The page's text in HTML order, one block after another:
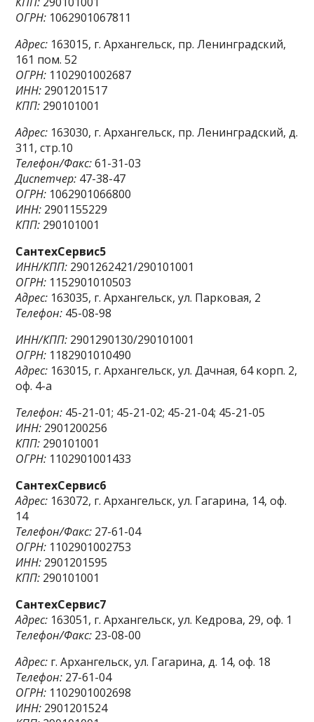
ОГРН: 1062901067811
Адрес: 163015, г. Архангельск, пр. Ленинградский,
161 пом. 52
ОГРН: 1102901002687
ИНН: 2901201517
КПП: 290101001
Адрес: 163030, г. Архангельск, пр. Ленинградский, д.
311, стр.10
Телефон/Факс:61-31-03
Диспетчер: 47-38-47
ОГРН: 1062901066800
ИНН: 2901155229
КПП: 290101001
СантехСервис5
ИНН/КПП: 2901262421/290101001
ОГРН: 1152901010503
Адрес: 163035, г. Архангельск, ул. Парковая, 2
Телефон: 45-08-98
ИНН/КПП: 2901290130/290101001
ОГРН: 1182901010490
Адрес: 163015, г. Архангельск, ул. Дачная, 64 корп. 2,
оф. 4-а
Телефон: 45-21-01; 45-21-02; 45-21-04; 45-21-05
ИНН: 2901200256
КПП: 290101001
ОГРН: 1102901001433
СантехСервис6
Адрес: 163072, г. Архангельск, ул. Гагарина, 14, оф.
14
Телефон/Факс: 27-61-04
ОГРН: 1102901002753
ИНН: 2901201595
КПП: 290101001
СантехСервис7
Адрес: 163051, г. Архангельск, ул. Кедрова, 29, оф. 1
Телефон/Факс: 23-08-00
Адрес: г. Архангельск, ул. Гагарина, д. 14, оф. 18
Телефон: 27-61-04
ОГРН: 1102901002698
ИНН: 2901201524